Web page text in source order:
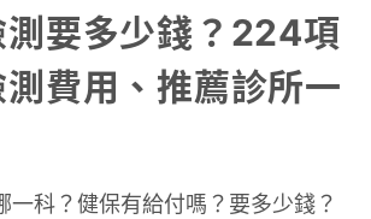
測要多少錢？224項
費用、推薦診所一
一科？健保有給付嗎？要多少錢？